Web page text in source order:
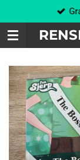
direct
naar
de
hoofdinhoud